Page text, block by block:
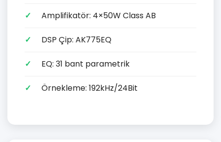
Amplifikatör: 4×50W Class AB
DSP Çip: AK775EQ
EQ: 31 bant parametrik
Örnekleme: 192kHz/24Bit